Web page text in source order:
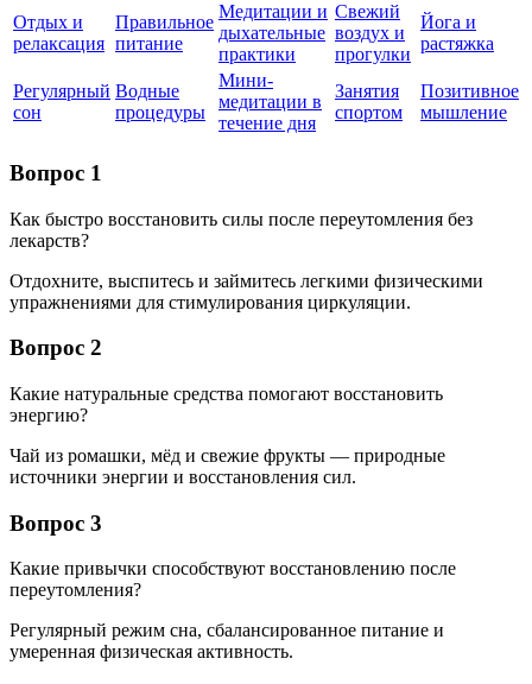
Отдых и
релаксация
Правильное
питание
Медитации и
дыхательные
практики
Свежий
воздух и
прогулки
Йога и
растяжка
Регулярный
сон
Водные
процедуры
Мини-
медитации в
течение дня
Занятия
спортом
Позитивное
мышление
Вопрос 1
Как быстро восстановить силы после переутомления без
лекарств?
Отдохните, выспитесь и займитесь легкими физическими
упражнениями для стимулирования циркуляции.
Вопрос 2
Какие натуральные средства помогают восстановить
энергию?
Чай из ромашки, мёд и свежие фрукты — природные
источники энергии и восстановления сил.
Вопрос 3
Какие привычки способствуют восстановлению после
переутомления?
Регулярный режим сна, сбалансированное питание и
умеренная физическая активность.